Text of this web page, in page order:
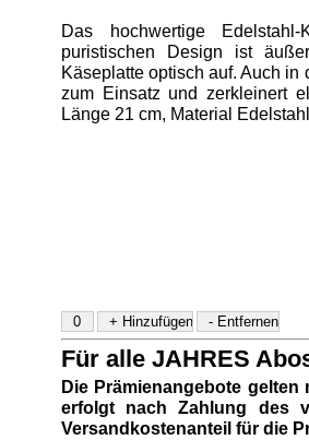
Das hochwertige
puristischen Design ist
Käseplatte optisch auf. Auch in
zum Einsatz und zerkleinert
Länge 21 cm, Material
Für alle JAHRES
Die Prämienangebote
erfolgt nach Zahlung des
Versandkostenanteil für die